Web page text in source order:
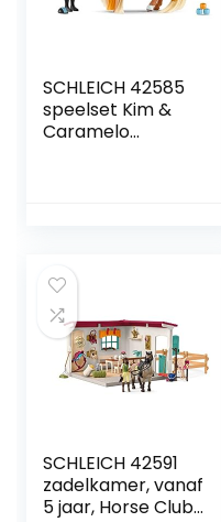
SCHLEICH 42585
speelset Kim &
Caramelo
SCHLEICH 42591
zadelkamer, vanaf
5 jaar, Horse Club